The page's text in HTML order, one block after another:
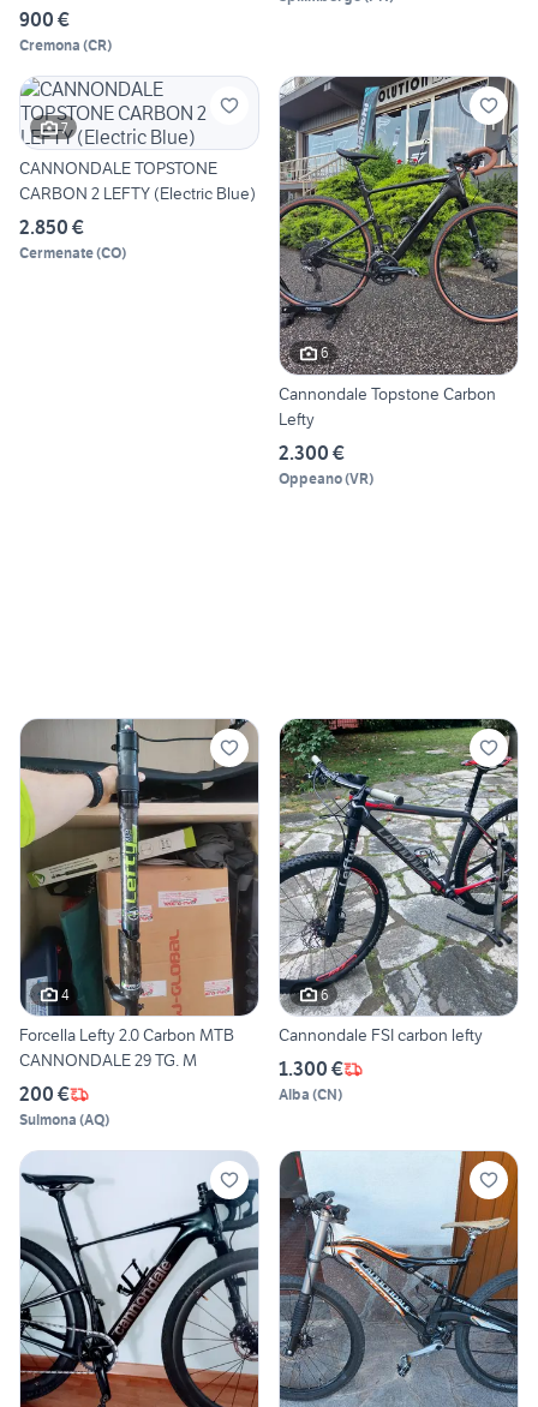
900 €
Cremona (CR)
7
CANNONDALE TOPSTONE
CARBON 2 LEFTY (Electric Blue)
2.850 €
Cermenate(CO)
6
Cannondale Topstone Carbon
Lefty
2.300 €
Oppeano(VR)
4
Forcella Lefty 2.0 Carbon MTB
CANNONDALE 29 TG. M
200 €
Sulmona (AQ)
6
Cannondale FSI carbon lefty
1.300 €
Alba (CN)